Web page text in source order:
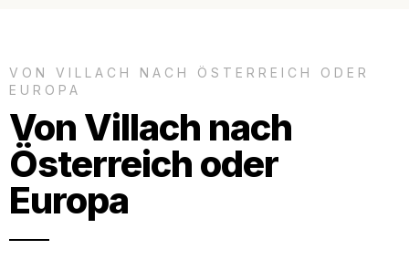
VON VILLACH NACH ÖSTERREICH ODER
EUROPA
Von Villach nach
Österreich oder
Europa